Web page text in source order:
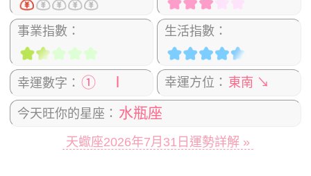
事業指數： 生活指數：
幸運數字： ① Ⅰ 幸運方位： 東南 ↘
今天旺你的星座： 水瓶座
天蠍座2026年7月31日運勢詳解 »